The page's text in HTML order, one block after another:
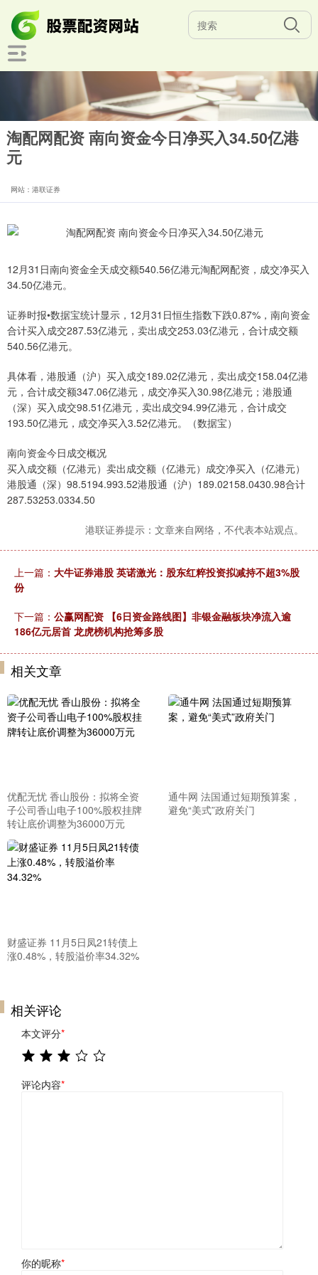
淘配网配资 南向资金今日净买入34.50亿港
元
网站：港联证券
12月31日南向资金全天成交额540.56亿港元淘配网配资，成交净买入
34.50亿港元。
证券时报•数据宝统计显示，12月31日恒生指数下跌0.87%，南向资金
合计买入成交287.53亿港元，卖出成交253.03亿港元，合计成交额
540.56亿港元。
具体看，港股通（沪）买入成交189.02亿港元，卖出成交158.04亿港
元，合计成交额347.06亿港元，成交净买入30.98亿港元；港股通
（深）买入成交98.51亿港元，卖出成交94.99亿港元，合计成交
193.50亿港元，成交净买入3.52亿港元。（数据宝）
南向资金今日成交概况
买入成交额（亿港元）卖出成交额（亿港元）成交净买入（亿港元）
港股通（深）98.5194.993.52港股通（沪）189.02158.0430.98合计
287.53253.0334.50
港联证券提示：文章来自网络，不代表本站观点。
上一篇： 大牛证券港股 英诺激光：股东红粹投资拟减持不超3%股
份
下一篇： 公赢网配资 【6日资金路线图】非银金融板块净流入逾
186亿元居首 龙虎榜机构抢筹多股
相关文章
优配无忧 香山股份：拟将全资
子公司香山电子100%股权挂牌
转让底价调整为36000万元
通牛网 法国通过短期预算案，
避免“美式”政府关门
财盛证券 11月5日凤21转债上
涨0.48%，转股溢价率34.32%
相关评论
本文评分*
评论内容*
你的昵称*